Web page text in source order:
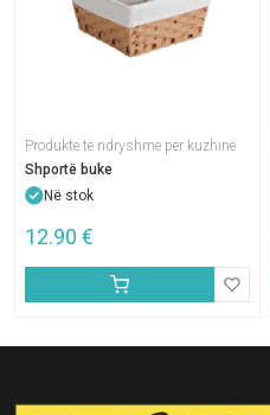
Produkte të ndryshme për kuzhinë
Shportë buke
Në stok
12.90 €